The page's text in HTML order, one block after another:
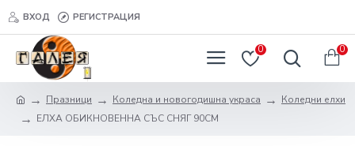
ВХОД РЕГИСТРАЦИЯ
0 0
Празници Коледна и новогодишна украса
Коледни елхи
ЕЛХА ОБИКНОВЕННА СЪС СНЯГ 90СМ